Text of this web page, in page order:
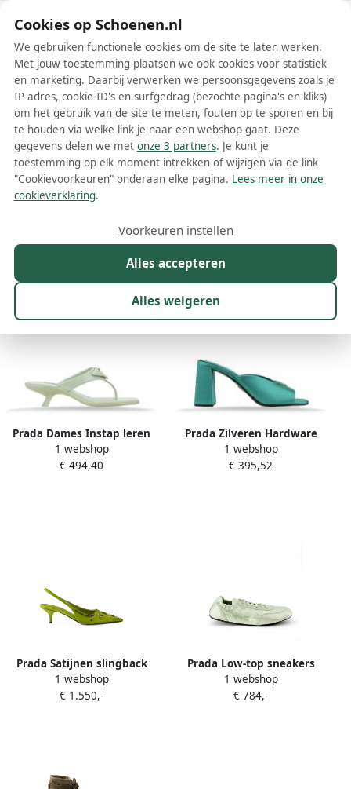
Schoenen.nl
Wis filters Alle filters
Groene Prada damesschoenen
Meer lezen
Kleur 1
10 resultaten:
Prada Dames Instap leren
sandalen
1 webshop
€ 494,40
Prada Zilveren Hardware
Instap Sandalen Green
Dames
1 webshop
€ 395,52
Prada Satijnen slingback
pumps met borduurwerk
Groen
1 webshop
€ 1.550,-
Prada Low-top sneakers
Groen
1 webshop
€ 784,-
Cookies op Schoenen.nl
We gebruiken functionele cookies om de site te laten werken.
Met jouw toestemming plaatsen we ook cookies voor statistiek
en marketing. Daarbij verwerken we persoonsgegevens zoals je
IP-adres, cookie-ID's en surfgedrag (bezochte pagina's en kliks)
om het gebruik van de site te meten, fouten op te sporen en bij
te houden via welke link je naar een webshop gaat. Deze
gegevens delen we met onze 3 partners. Je kunt je
toestemming op elk moment intrekken of wijzigen via de link
"Cookievoorkeuren" onderaan elke pagina. Lees meer in onze
cookieverklaring.
Alles accepteren
Alles weigeren
Voorkeuren instellen